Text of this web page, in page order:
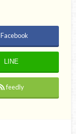
Facebook
LINE
feedly